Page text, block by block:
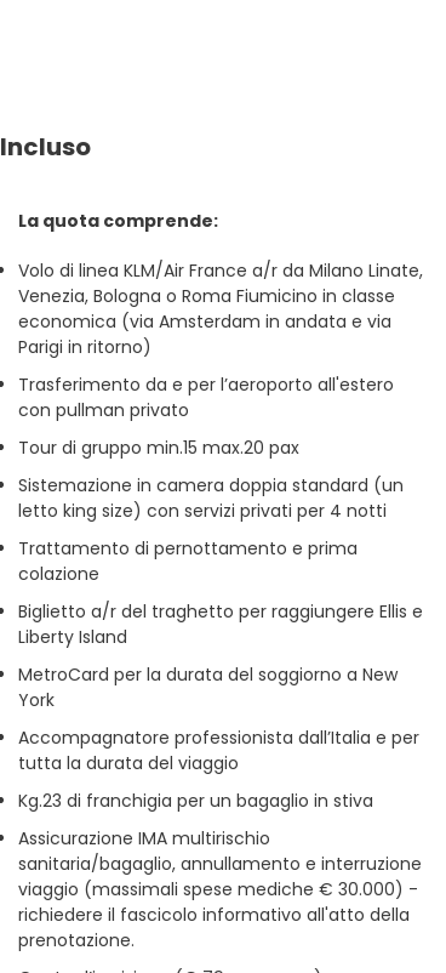
Incluso
La quota comprende:
Volo di linea KLM/Air France a/r da Milano Linate,
Venezia, Bologna o Roma Fiumicino in classe
economica (via Amsterdam in andata e via
Parigi in ritorno)
Trasferimento da e per l’aeroporto all'estero
con pullman privato
Tour di gruppo min.15 max.20 pax
Sistemazione in camera doppia standard (un
letto king size) con servizi privati per 4 notti
Trattamento di pernottamento e prima
colazione
Biglietto a/r del traghetto per raggiungere Ellis e
Liberty Island
MetroCard per la durata del soggiorno a New
York
Accompagnatore professionista dall’Italia e per
tutta la durata del viaggio
Kg.23 di franchigia per un bagaglio in stiva
Assicurazione IMA multirischio
sanitaria/bagaglio, annullamento e interruzione
viaggio (massimali spese mediche € 30.000) -
richiedere il fascicolo informativo all'atto della
prenotazione.